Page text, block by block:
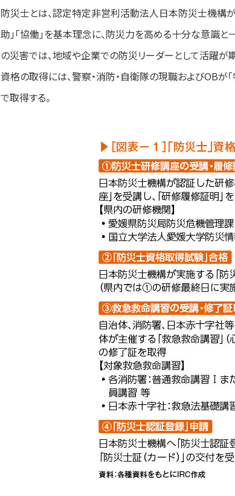
防災士とは、認定特定非営利活動法人日本防災士機構が
助」「協働」を基本理念に、防災力を高める十分な意識
の災害では、地域や企業での防災リーダーとして活躍が
資格の取得には、警察・消防・自衛隊の現職およびOB
で取得する。